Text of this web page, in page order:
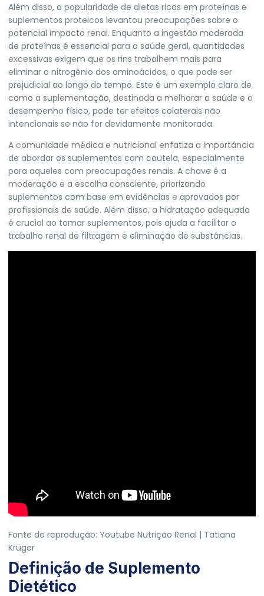
Além disso, a popularidade de dietas ricas em proteínas e
suplementos proteicos levantou preocupações sobre o
potencial impacto renal. Enquanto a ingestão moderada
de proteínas é essencial para a saúde geral, quantidades
excessivas exigem que os rins trabalhem mais para
eliminar o nitrogênio dos aminoácidos, o que pode ser
prejudicial ao longo do tempo. Este é um exemplo claro de
como a suplementação, destinada a melhorar a saúde e o
desempenho físico, pode ter efeitos colaterais não
intencionais se não for devidamente monitorada.
A comunidade médica e nutricional enfatiza a importância
de abordar os suplementos com cautela, especialmente
para aqueles com preocupações renais. A chave é a
moderação e a escolha consciente, priorizando
suplementos com base em evidências e aprovados por
profissionais de saúde. Além disso, a hidratação adequada
é crucial ao tomar suplementos, pois ajuda a facilitar o
trabalho renal de filtragem e eliminação de substâncias.
Fonte de reprodução: Youtube Nutrição Renal | Tatiana
Krüger
Definição de Suplemento
Dietético